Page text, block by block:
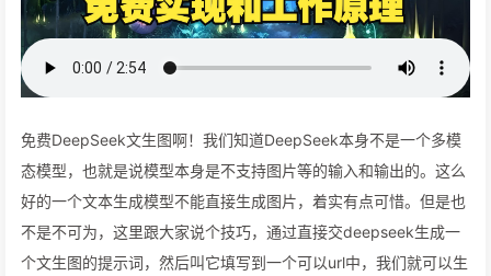
免费DeepSeek文生图啊！我们知道DeepSeek本身不是一个多模
态模型，也就是说模型本身是不支持图片等的输入和输出的。这么
好的一个文本生成模型不能直接生成图片，着实有点可惜。但是也
不是不可为，这里跟大家说个技巧，通过直接交deepseek生成一
个文生图的提示词，然后叫它填写到一个可以url中，我们就可以生